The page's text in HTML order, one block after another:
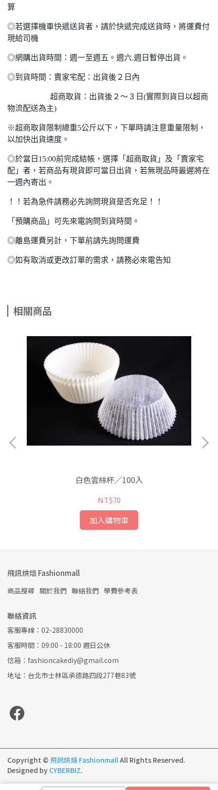
算
◎若選擇機車快遞送貨者，請於快遞完成送貨時，將運費付
現給司機
◎網購出貨時間：週一至週五。週六.週日暫停出貨。
◎到貨時間：賣家宅配：出貨後２日內
超商取貨：出貨後２～３日(實際到貨日以超商
物流配送為主)
※超商取貨限制總重5公斤以下，下單時請注意重量限制，
以加快出貨速度。
◎於當日15:00前完成結帳，選擇「超商取貨」及「賣家宅
配」者，若商品有現貨即可當日出貨，若無現品時最遲將在
一週內寄出。
！！若為急件請務必先詢問現貨是否充足！！
「預購商品」可先來電詢問到貨時間。
◎離島運費另計，下單前請先詢問運費
◎如有取消或更改訂單的需求，請務必來電告知
相關商品
白色雲絲杯／100入
NT$70
加入購物車
飛訊烘焙 Fashionmall
商品搜尋 關於我們 聯絡我們 學費參考表
聯絡資訊
客服專線：02-28830000
客服時間：09:00 - 18:00 週日公休
信箱：fashioncakediy@gmail.com
地址：台北市士林區承德路四段277巷83號
Copyright © 飛訊烘焙 FashionmallAll Rights Reserved.
Designed by CYBERBIZ.